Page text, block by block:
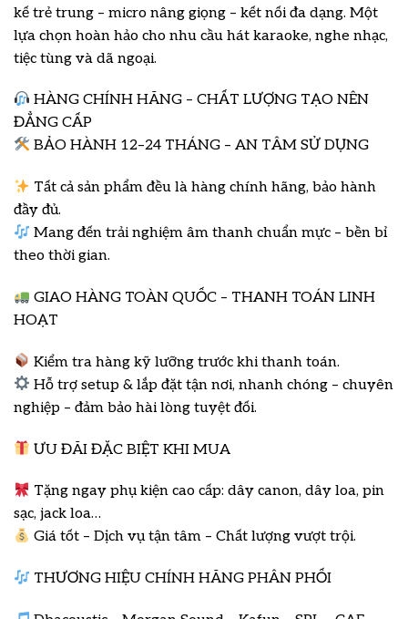
kế trẻ trung – micro nâng giọng – kết nối đa dạng. Một
lựa chọn hoàn hảo cho nhu cầu hát karaoke, nghe nhạc,
tiệc tùng và dã ngoại.
HÀNG CHÍNH HÃNG – CHẤT LƯỢNG TẠO NÊN
ĐẲNG CẤP
BẢO HÀNH 12–24 THÁNG – AN TÂM SỬ DỤNG
Tất cả sản phẩm đều là hàng chính hãng, bảo hành
đầy đủ.
Mang đến trải nghiệm âm thanh chuẩn mực – bền bỉ
theo thời gian.
GIAO HÀNG TOÀN QUỐC – THANH TOÁN LINH
HOẠT
Kiểm tra hàng kỹ lưỡng trước khi thanh toán.
Hỗ trợ setup & lắp đặt tận nơi, nhanh chóng – chuyên
nghiệp – đảm bảo hài lòng tuyệt đối.
ƯU ĐÃI ĐẶC BIỆT KHI MUA
Tặng ngay phụ kiện cao cấp: dây canon, dây loa, pin
sạc, jack loa…
Giá tốt – Dịch vụ tận tâm – Chất lượng vượt trội.
THƯƠNG HIỆU CHÍNH HÃNG PHÂN PHỐI